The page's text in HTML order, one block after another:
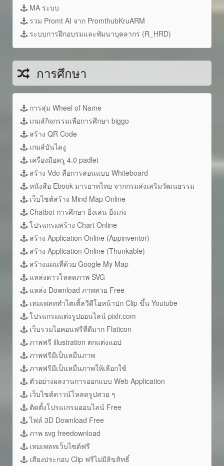
MA ระบบ
รวม Promt AI จาก PromthubKruARM
ระบบการฝึกอบรมและพัมนาบุคลากร (R_HRD)
การศึกษา
การสุ่ม Wheel of Name
เกมส์กิจกรรมเพื่อการศึกษา biggo
สร้าง QR Code
เกมส์บันไดงู
เครื่องมือครู 4.0 padlet
สร้าง Vdo สื่อการสอนแบบ Whiteboard
หนังสือ Ebook มารยาทไทย จากกรมส่งเสริมวัฒนธรรม
เว็บไซต์สร้าง Mind Map Online
Chatbot การศึกษา ยิ่งเล่น ยิ่งเก่ง
โปรแกรมสร้าง Chart Online
สร้าง Application Online (Appinventor)
สร้าง Application Online (Thunkable)
สร้างแผนที่ด้วย Google My Map
แหล่งดาวโหลดภาพ SVG
แหล่ง Download ภาพสวย Free
เทมเพลททำไตเติ้ลวีดีโอหน้าปก Clip ขึ้น Youtube
โปรแกรมแต่งรูปออนไลน์ pixlr.com
เว็บรวมไอคอนฟรีที่ดีมาก Flaticon
ภาพฟรี illustration ตกแต่งแอป
ภาพฟรีมีเป็นหมื่นภาพ
ภาพฟรีมีเป็นหมื่นภาพให้เลือกใช้
ตัวอย่างผลงานการออกแบบ Web Application
เว็บไซต์ดาวน์โหลดรูปสวย ๆ
ติดตั้งโปรแเกรมออนไลน์ Free
ไฟล์ 3D Download Free
ภาพ svg freedownload
เทมเพลทเว็บไซต์ฟรี
เสียงประกอบ Clip ฟรีไม่มีลิขสิทธิ์